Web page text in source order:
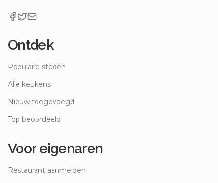
Ontdek
Populaire steden
Alle keukens
Nieuw toegevoegd
Top beoordeeld
Voor eigenaren
Restaurant aanmelden